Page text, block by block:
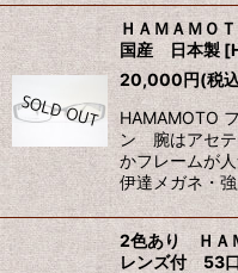
ＨＡＭＡＭ
国産 日本製 [
20,000円(税
HAMAMOTO
ン 腕はアセテ
かフレームが
伊達メガネ・
2色あり ＨＡ
レンズ付 53